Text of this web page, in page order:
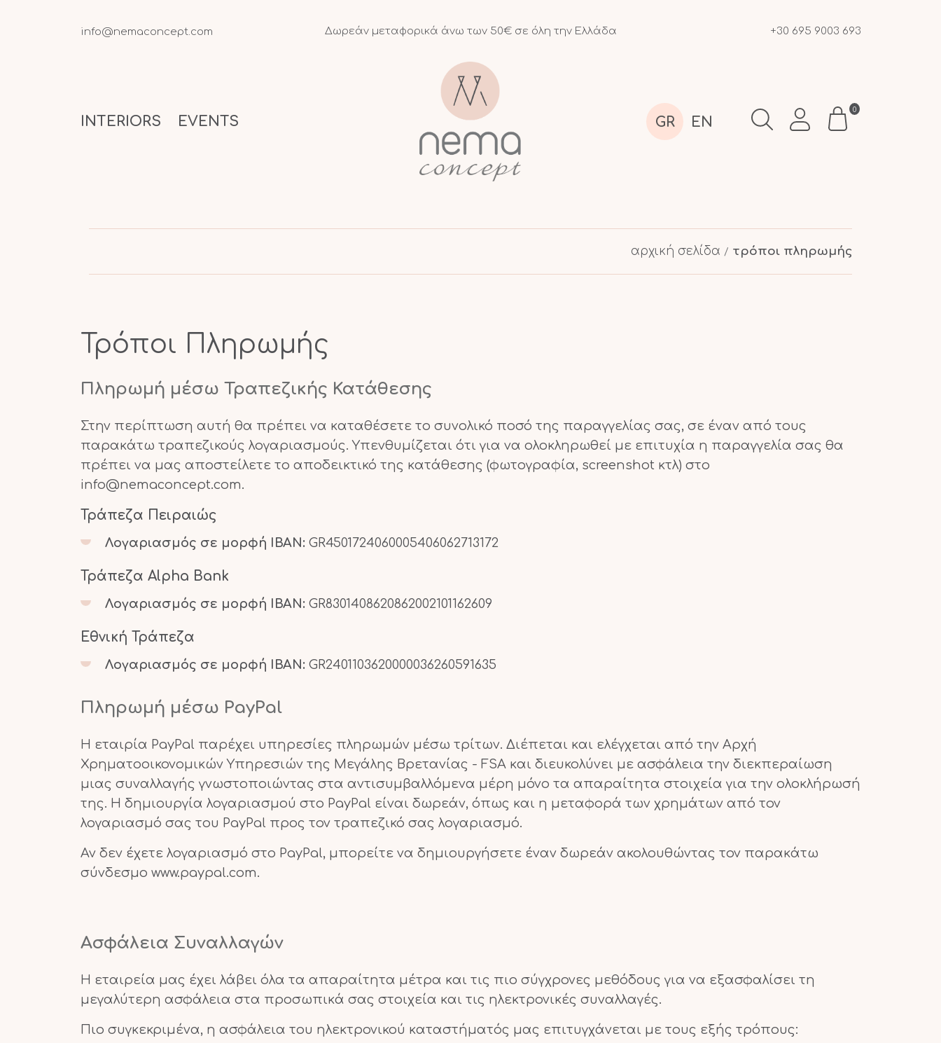
info@nemaconcept.com Δωρεάν μεταφορικά άνω των 50€ σε όλη την Ελλάδα +30 695 9003 693
INTERIORS EVENTS GR EN
0
αρχική σελίδα τρόποι πληρωμής
Τρόποι Πληρωμής
Πληρωμή μέσω Τραπεζικής Κατάθεσης
Στην περίπτωση αυτή θα πρέπει να καταθέσετε το συνολικό ποσό της παραγγελίας σας, σε έναν από τους
παρακάτω τραπεζικούς λογαριασμούς. Υπενθυμίζεται ότι για να ολοκληρωθεί με επιτυχία η παραγγελία σας θα
πρέπει να μας αποστείλετε το αποδεικτικό της κατάθεσης (φωτογραφία, screenshot κτλ) στο
info@nemaconcept.com.
Τράπεζα Πειραιώς
Λογαριασμός σε μορφή IBAN: GR4501724060005406062713172
Τράπεζα Alpha Bank
Λογαριασμός σε μορφή IBAN: GR8301408620862002101162609
Εθνική Τράπεζα
Λογαριασμός σε μορφή IBAN: GR2401103620000036260591635
Πληρωμή μέσω PayPal
Η εταιρία PayPal παρέχει υπηρεσίες πληρωμών μέσω τρίτων. Διέπεται και ελέγχεται από την Αρχή
Χρηματοοικονομικών Υπηρεσιών της Μεγάλης Βρετανίας - FSA και διευκολύνει με ασφάλεια την διεκπεραίωση
μιας συναλλαγής γνωστοποιώντας στα αντισυμβαλλόμενα μέρη μόνο τα απαραίτητα στοιχεία για την ολοκλήρωσή
της. Η δημιουργία λογαριασμού στο PayPal είναι δωρεάν, όπως και η μεταφορά των χρημάτων από τον
λογαριασμό σας του PayPal προς τον τραπεζικό σας λογαριασμό.
Αν δεν έχετε λογαριασμό στο PayPal, μπορείτε να δημιουργήσετε έναν δωρεάν ακολουθώντας τον παρακάτω
σύνδεσμο www.paypal.com.
Ασφάλεια Συναλλαγών
Η εταιρεία μας έχει λάβει όλα τα απαραίτητα μέτρα και τις πιο σύγχρονες μεθόδους για να εξασφαλίσει τη
μεγαλύτερη ασφάλεια στα προσωπικά σας στοιχεία και τις ηλεκτρονικές συναλλαγές.
Πιο συγκεκριμένα, η ασφάλεια του ηλεκτρονικού καταστήματός μας επιτυγχάνεται με τους εξής τρόπους: